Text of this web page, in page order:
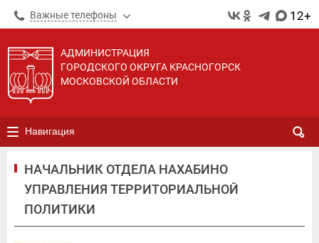
Важные телефоны 12+
АДМИНИСТРАЦИЯ
ГОРОДСКОГО ОКРУГА КРАСНОГОРСК
МОСКОВСКОЙ ОБЛАСТИ
Навигация
НАЧАЛЬНИК ОТДЕЛА НАХАБИНО
УПРАВЛЕНИЯ ТЕРРИТОРИАЛЬНОЙ
ПОЛИТИКИ